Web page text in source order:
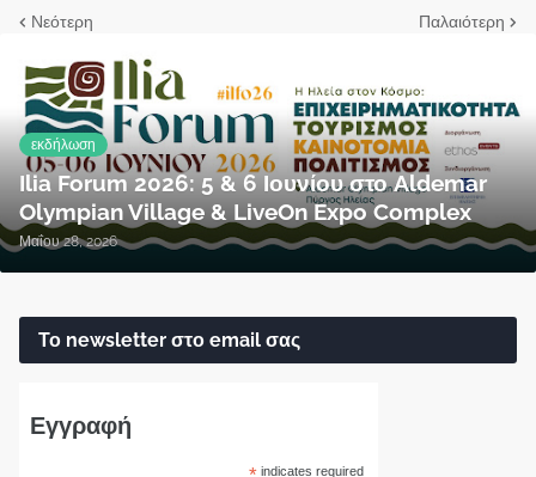
Νεότερη Παλαιότερη
εκδήλωση
Ilia Forum 2026: 5 & 6 Ιουνίου στο Aldemar
Olympian Village & LiveOn Expo Complex
Μαΐου 28, 2026
Το newsletter στο email σας
Εγγραφή
indicates required